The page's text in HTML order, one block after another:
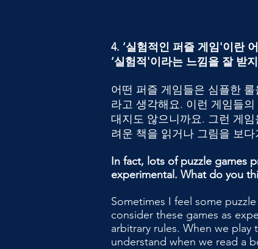
4. ‘실험적인 퍼즐 게임'이란
‘실험적'이라는 느낌을 잘 받
어떤 퍼즐 게임들은 심플한
라고 생각해요. 이런 게임들
대지도 않으니까요. 그런 게
려운 책을 읽거나 그림을 보
In fact, lots of puzzle games
experimental. What do you
Sometimes I feel some
consider these games as
arbitrary rules. When we
understand when we read a